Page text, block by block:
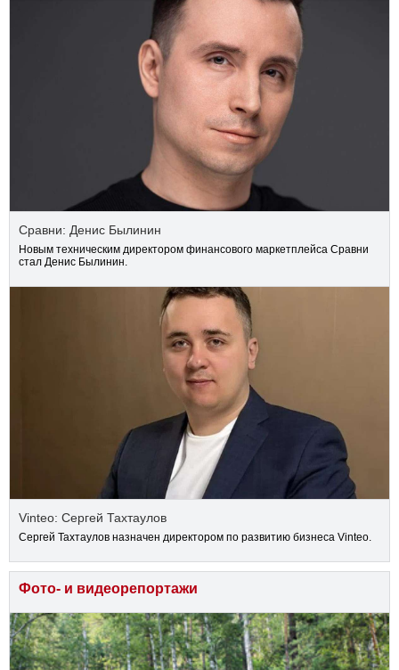
Сравни: Денис Былинин
Новым техническим директором финансового маркетплейса Сравни
стал Денис Былинин.
Vinteo: Сергей Тахтаулов
Сергей Тахтаулов назначен директором по развитию бизнеса Vinteo.
Фото- и видеорепортажи